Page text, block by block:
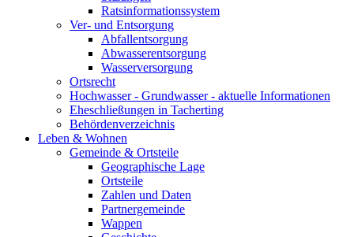
Ratsinformationssystem
Ver- und Entsorgung
Abfallentsorgung
Abwasserentsorgung
Wasserversorgung
Ortsrecht
Hochwasser - Grundwasser - aktuelle Informationen
Eheschließungen in Tacherting
Behördenverzeichnis
Leben & Wohnen
Gemeinde & Ortsteile
Geographische Lage
Ortsteile
Zahlen und Daten
Partnergemeinde
Wappen